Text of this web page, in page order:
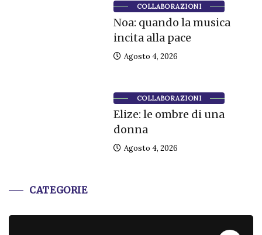
COLLABORAZIONI
Noa: quando la musica
incita alla pace
Agosto 4, 2026
COLLABORAZIONI
Elize: le ombre di una
donna
Agosto 4, 2026
CATEGORIE